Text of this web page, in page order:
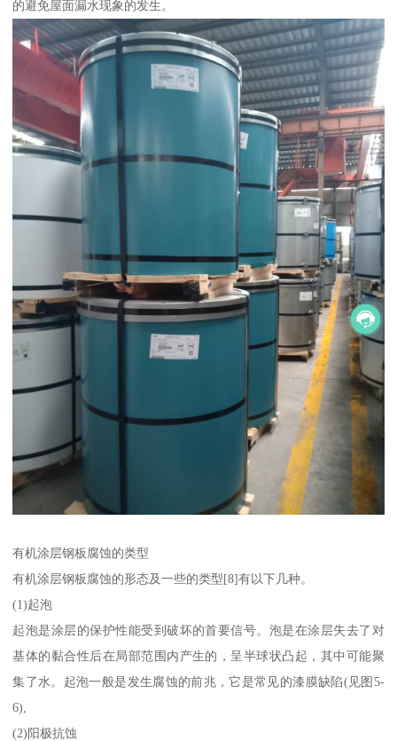
的避免屋面漏水现象的发生。
有机涂层钢板腐蚀的类型
有机涂层钢板腐蚀的形态及一些的类型[8]有以下几种。
(1)起泡
起泡是涂层的保护性能受到破坏的首要信号。泡是在涂层失去了对
基体的黏合性后在局部范围内产生的，呈半球状凸起，其中可能聚
集了水。起泡一般是发生腐蚀的前兆，它是常见的漆膜缺陷(见图5-
6),
(2)阳极抗蚀